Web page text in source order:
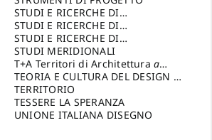
RAPPRESENTAZIONE
DELL’ARCHITETTURA E
DELL’AMBIENTEa cura di: Migliari
Riccardo
STUDI E RICERCHE DI
ARCHEOLOGIA IN SICILIA
di: Pelagatti Paola
STUDI E RICERCHE DI
ARCHITETTURA del Dipartimento
di Architettura Università degli
Studi G. d' Annunzio
STUDI E RICERCHE DI
ARCHITETTURA del Dipartimento
di Architettura Università degli
Studi G. d' Annunzio, Chieti-
Pescaraa cura di: Fusero Paolo
STUDI MERIDIONALI
T+A Territori di Architetturaa
cura di: Ramazzotti Luigi
TEORIA E CULTURA DEL DESIGN a
cura di: Furlanis Giuseppe
TERRITORIO
TESSERE LA SPERANZA
UNIONE ITALIANA DISEGNO